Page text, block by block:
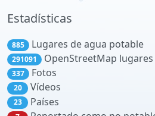
Estadísticas
885 Lugares de agua potable
291091 OpenStreetMap
337 Fotos
20 Vídeos
23 Países